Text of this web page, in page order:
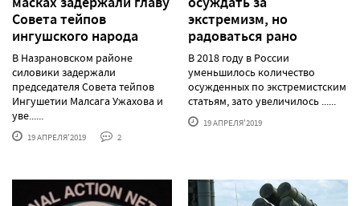
Совета тейпов
ингушского народа
В Назрановском районе
силовики задержали
председателя Совета тейпов
Ингушетии Малсага Ужахова и
уве......
19 АПРЕЛЯ'2019 2
экстремизм, но
радоваться рано
В 2018 году в России
уменьшилось количество
осужденных по экстремистским
статьям, зато увеличилось ......
19 АПРЕЛЯ'2019